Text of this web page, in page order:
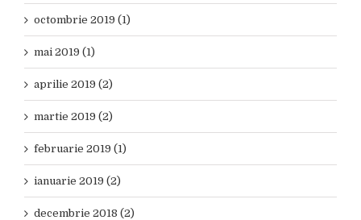
octombrie 2019 (1)
mai 2019 (1)
aprilie 2019 (2)
martie 2019 (2)
februarie 2019 (1)
ianuarie 2019 (2)
decembrie 2018 (2)